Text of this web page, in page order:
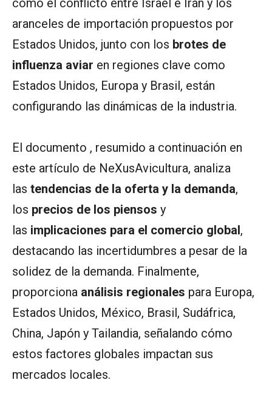
aranceles de importación propuestos por
Estados Unidos, junto con los brotes de
influenza aviar en regiones clave como
Estados Unidos, Europa y Brasil, están
configurando las dinámicas de la industria.
El documento , resumido a continuación en
este artículo de NeXusAvicultura, analiza
las tendencias de la oferta y la demanda,
los precios de los piensos y
las implicaciones para el comercio global,
destacando las incertidumbres a pesar de la
solidez de la demanda. Finalmente,
proporciona análisis regionales para Europa,
Estados Unidos, México, Brasil, Sudáfrica,
China, Japón y Tailandia, señalando cómo
estos factores globales impactan sus
mercados locales.